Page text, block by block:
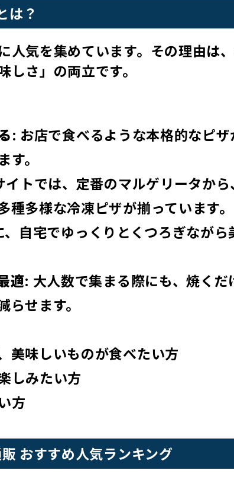
は？
人気を集めています。その理由は
さ」の両立です。
: お店で食べるような本格的なピ
。
イトでは、定番のマルゲリータか
多様な冷凍ピザが揃っています。
、自宅でゆっくりとくつろぎながら
適: 大人数で集まる際にも、焼くだ
せます。
美味しいものが食べたい方
しみたい方
方
おすすめ人気ランキング